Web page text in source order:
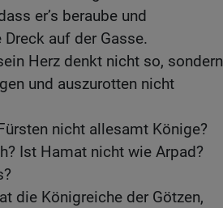
er’s beraube und
auf der Gasse.
Herz denkt nicht so, sondern
und auszurotten nicht
nicht allesamt Könige?
Ist Hamat nicht wie Arpad?
die Königreiche der Götzen,